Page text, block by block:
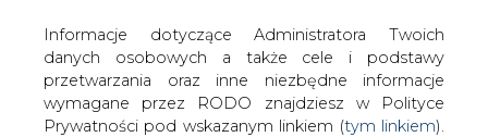
Informacje dotyczące Administratora Twoich
danych osobowych a także cele i podstawy
przetwarzania oraz inne niezbędne informacje
wymagane przez RODO znajdziesz w Polityce
Prywatności pod wskazanym linkiem (tym linkiem).
drukuj
skomentuj
udostępnij